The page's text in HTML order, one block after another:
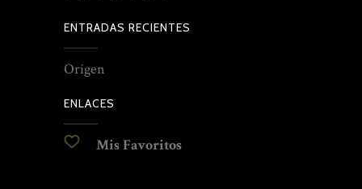
ENTRADAS RECIENTES
Origen
ENLACES
Mis Favoritos